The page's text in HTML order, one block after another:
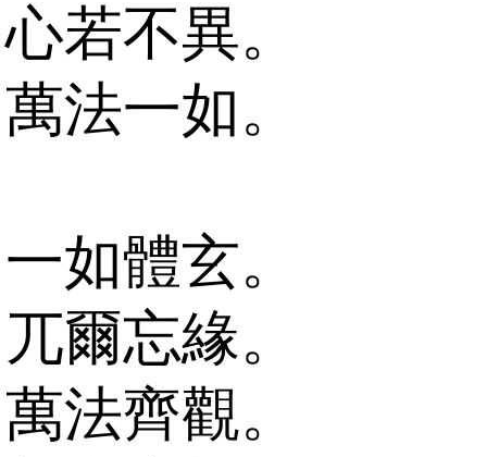
心若不異。
萬法一如。
一如體玄。
兀爾忘緣。
萬法齊觀。